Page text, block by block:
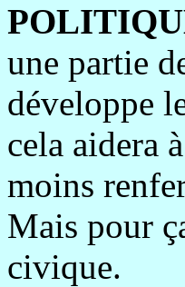
une partie
développe
cela aidera
moins
Mais pour
civique.